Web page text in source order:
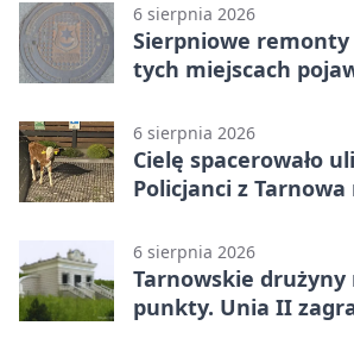
6 sierpnia 2026
Sierpniowe remonty
tych miejscach
6 sierpnia 2026
Cielę spacerowało
Policjanci z
6 sierpnia 2026
Tarnowskie drużyny
punkty. Unia II